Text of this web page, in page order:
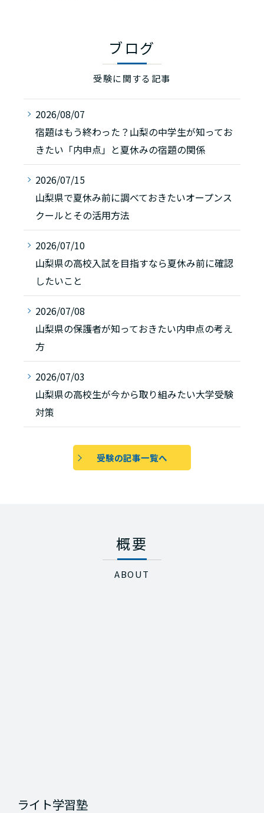
ブログ
受験に関する記事
2026/08/07
宿題はもう終わった？山梨の中学生が知ってお
きたい「内申点」と夏休みの宿題の関係
2026/07/15
山梨県で夏休み前に調べておきたいオープンス
クールとその活用方法
2026/07/10
山梨県の高校入試を目指すなら夏休み前に確認
したいこと
2026/07/08
山梨県の保護者が知っておきたい内申点の考え
方
2026/07/03
山梨県の高校生が今から取り組みたい大学受験
対策
受験の記事一覧へ
概要
ABOUT
ライト学習塾